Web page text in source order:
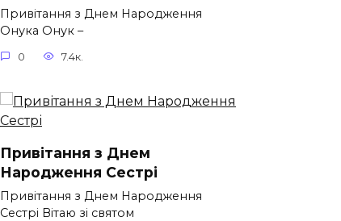
Привітання з Днем Народження
Онука Онук –
0 7.4к.
Привітання з Днем
Народження Сестрі
Привітання з Днем Народження
Сестрі Вітаю зі святом